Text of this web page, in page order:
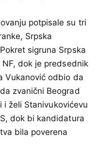
potpisale su tri
Srpska
sigruna Srpska
NF, dok je predsednik
Vukanović odbio da
zvanični Beograd
i želi Stanivukovićevu
dok bi kandidatura
bila poverena